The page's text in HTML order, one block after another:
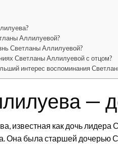
Аллилуевой?
Светланы Аллилуевой?
Светланы Аллилуевой с отцом?
интерес воспоминания
—
известная как дочь
Она была старшей дочерью